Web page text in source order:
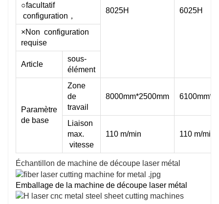
8025H 6025H
○facultatif
configuration，
×Non configuration
requise
Article
sous-
élément
Paramètre
de base
Zone
de
travail
8000mm*2500mm
Liaison
max.
vitesse
110 m/min 110 m/min
Échantillon de machine de découpe laser métal
Emballage de la machine de découpe laser métal